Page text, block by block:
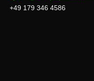
+49 179 346 4586